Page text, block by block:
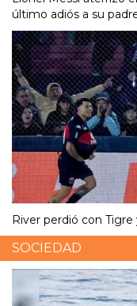
último adiós a su
River perdió con
SOCIEDAD